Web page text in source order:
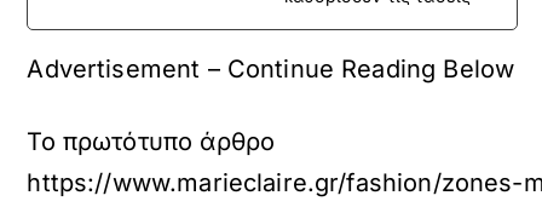
Advertisement – Continue Reading Below
Το πρωτότυπο άρθρο
https://www.marieclaire.gr/fashion/